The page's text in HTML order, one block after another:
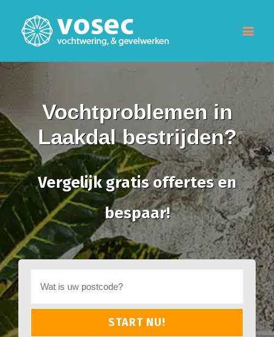
Vochtproblemen in
Laakdal bestrijden?
Vergelijk gratis offertes en
bespaar!
START NU!